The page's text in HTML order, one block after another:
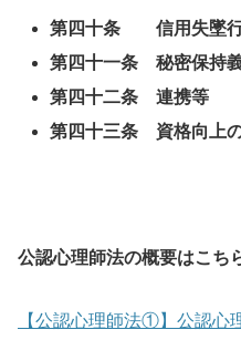
第四十条 信用失墜行
第四十一条 秘密保持
第四十二条 連携等
第四十三条 資格向上
公認心理師法の概要はこち
【公認心理師法①】公認心